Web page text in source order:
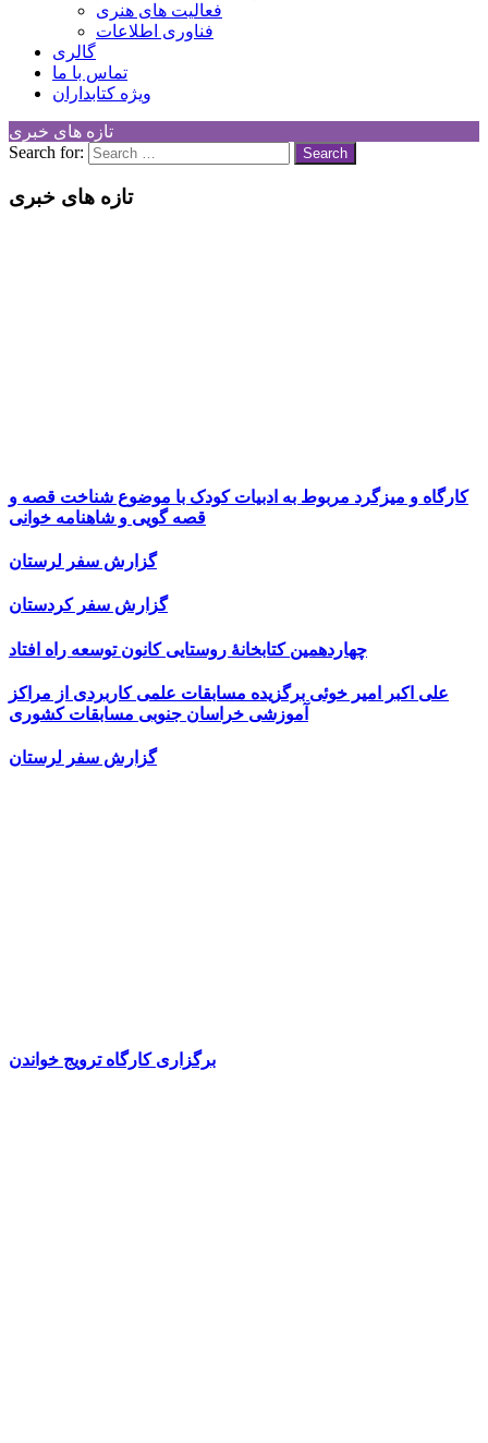
فعالیت های هنری
فناوری اطلاعات
گالری
تماس با ما
ویژه کتابداران
تازه های خبری
Search for:
تازه های خبری
کارگاه و میزگرد مربوط به ادبیات کودک با موضوع شناخت قصه و
قصه گویی و شاهنامه خوانی
گزارش سفر لرستان
گزارش سفر کردستان
چهاردهمین کتابخانۀ روستایی کانون توسعه راه افتاد
علی اکبر امیر خوئی برگزیده مسابقات علمی کاربردی از مراکز
آموزشی خراسان جنوبی مسابقات کشوری
گزارش سفر لرستان
برگزاری کارگاه ترویج خواندن